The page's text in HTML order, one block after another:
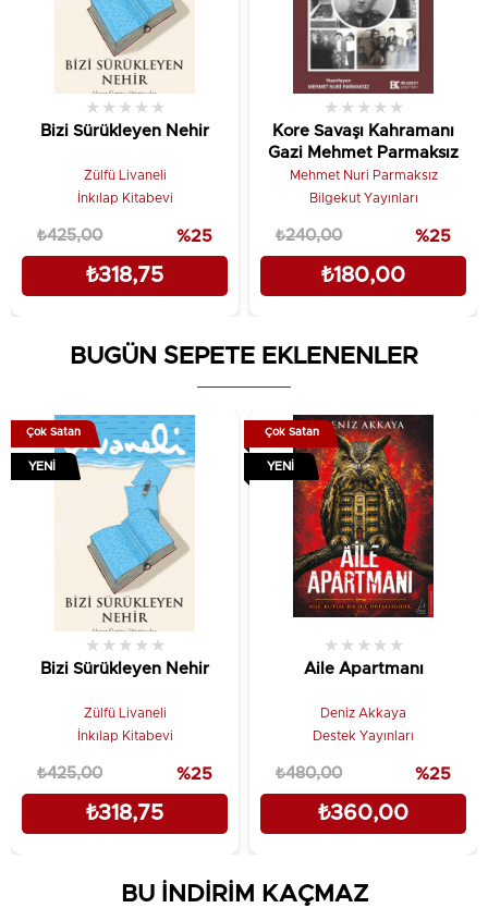
Bizi Sürükleyen Nehir
★ ★ ★ ★ ★
Zülfü Livaneli
İnkılap Kitabevi
₺318,75
₺425,00 %25
Kore Savaşı Kahramanı
Gazi Mehmet Parmaksız
★ ★ ★ ★ ★
Mehmet Nuri Parmaksız
Bilgekut Yayınları
₺180,00
₺240,00 %25
BUGÜN SEPETE EKLENENLER
Bizi Sürükleyen Nehir
★ ★ ★ ★ ★
Zülfü Livaneli
İnkılap Kitabevi
₺318,75
₺425,00 %25
Çok Satan
YENI
Aile Apartmanı
★ ★ ★ ★ ★
Deniz Akkaya
Destek Yayınları
₺360,00
₺480,00 %25
Çok Satan
YENI
BU İNDİRİM KAÇMAZ